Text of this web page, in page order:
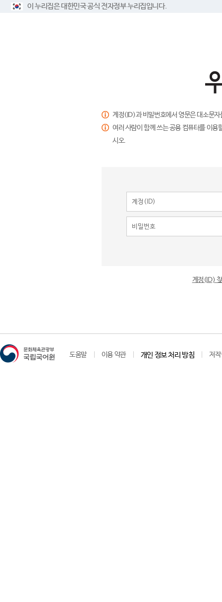
이 누리집은 대한민국 공식 전자정부 누리집입니다.
계정(ID)과 비밀번호에서 영문은 대소문
여러 사람이 함께 쓰는 공용 컴퓨터를 이
시오.
계정(ID)
도움말 이용 약관 개인 정보 처리 방침 저